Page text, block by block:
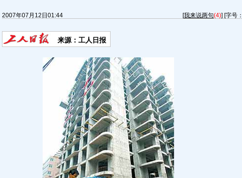
2007年07月12日01:44 [我来说两句(4)] [字号：
来源：工人日报